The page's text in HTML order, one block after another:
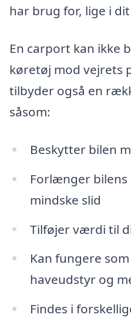
har brug for, lige i
En carport kan ikke
køretøj mod vejrets
tilbyder også en
såsom:
Beskytter bilen
Forlænger bilens
mindske slid
Tilføjer værdi til
Kan fungere
haveudstyr og
Findes i